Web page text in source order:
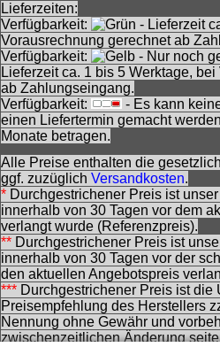
Lieferzeiten:
Verfügbarkeit:
- Lieferzeit
Vorausrechnung gerechnet ab
Verfügbarkeit:
- Nur noch
Lieferzeit ca. 1 bis 5 Werktage,
ab Zahlungseingang.
Verfügbarkeit:
- Es kann
einen Liefertermin gemacht
Monate betragen.
Alle Preise enthalten die
ggf. zuzüglich Versandkosten.
* Durchgestrichener Preis ist
innerhalb von 30 Tagen vor dem
verlangt wurde (Referenzpreis).
** Durchgestrichener Preis ist
innerhalb von 30 Tagen vor der
den aktuellen Angebotspreis
*** Durchgestrichener Preis ist die
Preisempfehlung des Herstellers
Nennung ohne Gewähr und
zwischenzeitlichen Änderung